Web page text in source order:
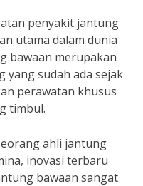
penyakit jantung
utama dalam dunia
bawaan merupakan
sudah ada sejak
perawatan khusus
timbul.
ahli jantung
inovasi terbaru
bawaan sangat